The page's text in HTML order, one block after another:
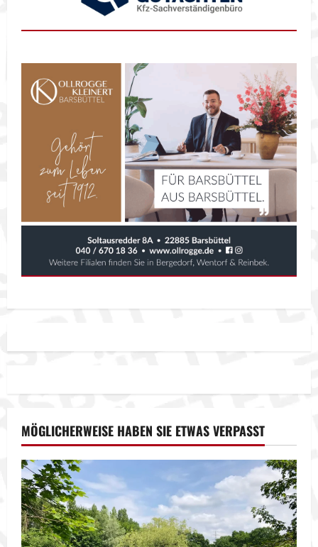
MÖGLICHERWEISE HABEN SIE ETWAS VERPASST